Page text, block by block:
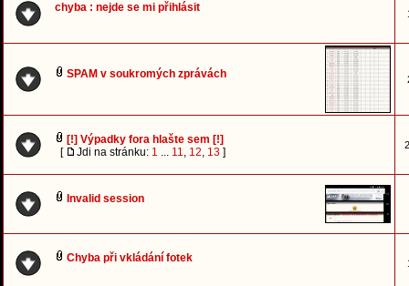
chyba : nejde se mi přihlásit
SPAM v soukromých zprávách
[!] Výpadky fora hlašte sem [!]
[
Jdi na stránku: 1 ... 11, 12, 13 ]
Invalid session
Chyba při vkládání fotek